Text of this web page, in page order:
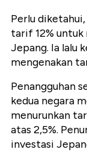
Perlu
tarif 12% untuk
Jepang. Ia lalu
mengenakan
Penangguhan
kedua negara
menurunkan
atas 2,5%.
investasi